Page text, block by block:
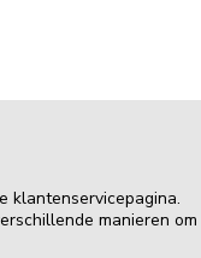
klantenservicepagina.
manieren om